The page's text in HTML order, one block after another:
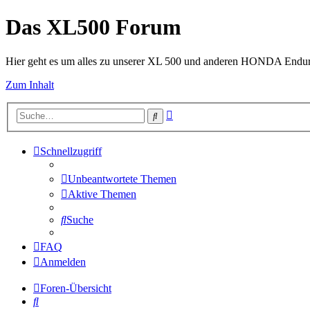
Das XL500 Forum
Hier geht es um alles zu unserer XL 500 und anderen HONDA
Zum Inhalt
Suche
Schnellzugriff
Unbeantwortete Themen
Aktive Themen
Suche
FAQ
Anmelden
Foren-Übersicht
Suche